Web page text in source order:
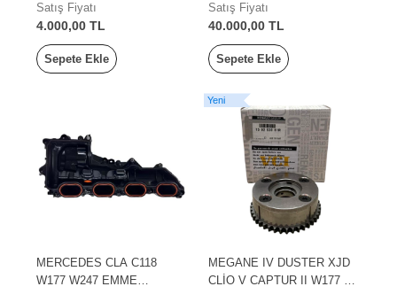
Satış Fiyatı
4.000,00 TL
Sepete Ekle
Satış Fiyatı
40.000,00 TL
Sepete Ekle
MERCEDES CLA C118
W177 W247 EMME
Yeni
MEGANE IV DUSTER XJD
CLİO V CAPTUR II W177 1.3